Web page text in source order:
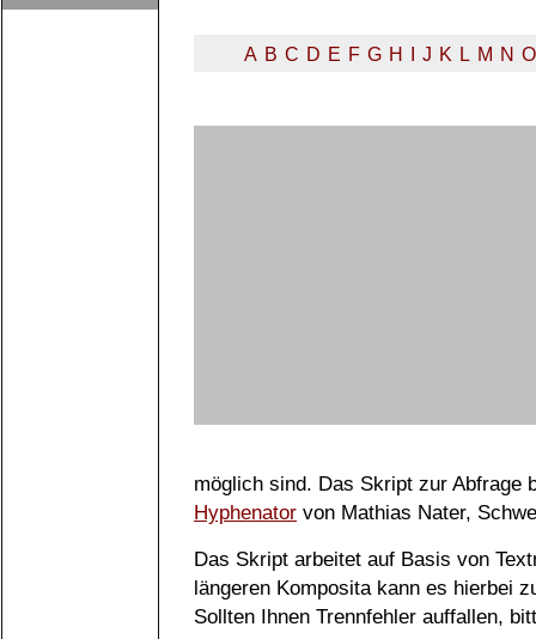
A B C D E F G H J K L M N O
möglich sind. Das Skript zur Abfrage
Hyphenator von Mathias Nater,
Das Skript arbeitet auf Basis von
längeren Komposita kann es hierbei
Sollten Ihnen Trennfehler auffallen,